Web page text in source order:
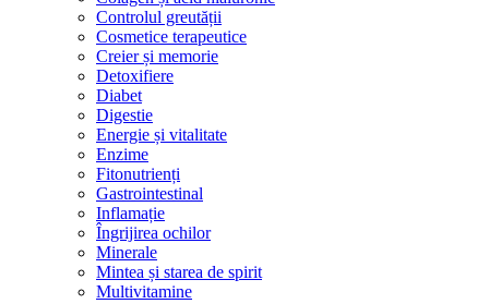
Controlul greutății
Cosmetice terapeutice
Creier și memorie
Detoxifiere
Diabet
Digestie
Energie și vitalitate
Enzime
Fitonutrienți
Gastrointestinal
Inflamație
Îngrijirea ochilor
Minerale
Mintea și starea de spirit
Multivitamine